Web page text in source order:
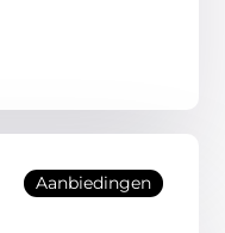
Aanbiedingen